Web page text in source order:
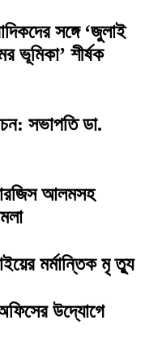
সঙ্গে ‘জুলাই
ভূমিকা’ শীর্ষক
সভাপতি ডা.
সারজিস আলমসহ
মর্মান্তিক মৃ ত্যু
উদ্যোগে